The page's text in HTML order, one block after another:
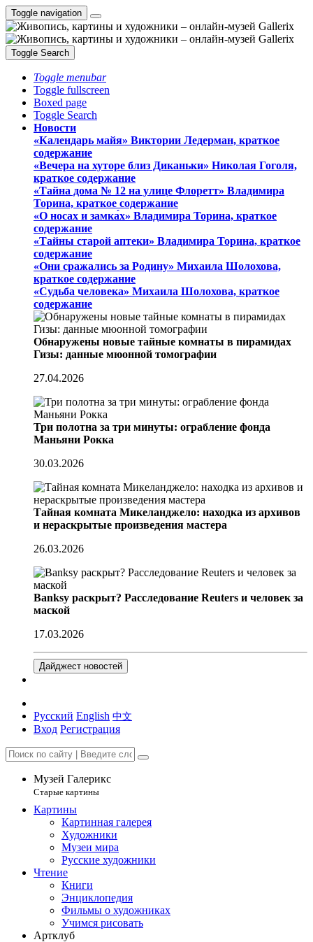
Toggle navigation
Toggle Search
Toggle menubar
Toggle fullscreen
Boxed page
Toggle Search
Новости
«Календарь майя» Виктории Ледерман, краткое
содержание
«Вечера на хуторе близ Диканьки» Николая Гоголя,
краткое содержание
«Тайна дома № 12 на улице Флоретт» Владимира
Торина, краткое содержание
«О носах и замка́х» Владимира Торина, краткое
содержание
«Тайны старой аптеки» Владимира Торина, краткое
содержание
«Они сражались за Родину» Михаила Шолохова,
краткое содержание
«Судьба человека» Михаила Шолохова, краткое
содержание
Обнаружены новые тайные комнаты в пирамидах
Гизы: данные мюонной томографии
27.04.2026
Три полотна за три минуты: ограбление фонда
Маньяни Рокка
30.03.2026
Тайная комната Микеланджело: находка из архивов
и нераскрытые произведения мастера
26.03.2026
Banksy раскрыт? Расследование Reuters и человек за
маской
17.03.2026
Дайджест новостей
Русский English 中文
Вход Регистрация
Музей Галерикс
Старые картины
Картины
Картинная галерея
Художники
Музеи мира
Русские художники
Чтение
Книги
Энциклопедия
Фильмы о художниках
Учимся рисовать
Артклуб